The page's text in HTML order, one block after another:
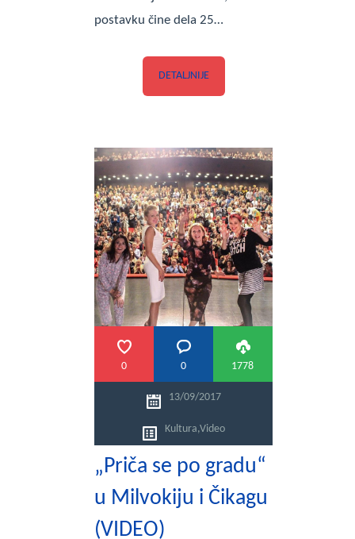
postavku čine dela 25…
DETALJNIJE
0 0 1778
13/09/2017
Kultura,Video
„Priča se po gradu“
u Milvokiju i Čikagu
(VIDEO)